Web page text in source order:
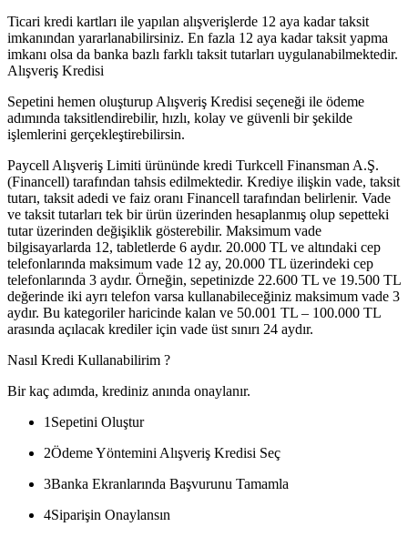
Ticari kredi kartları ile yapılan alışverişlerde 12 aya kadar taksit
imkanından yararlanabilirsiniz. En fazla 12 aya kadar taksit yapma
imkanı olsa da banka bazlı farklı taksit tutarları uygulanabilmektedir.
Alışveriş Kredisi
Sepetini hemen oluşturup Alışveriş Kredisi seçeneği ile ödeme
adımında taksitlendirebilir, hızlı, kolay ve güvenli bir şekilde
işlemlerini gerçekleştirebilirsin.
Paycell Alışveriş Limiti ürününde kredi Turkcell Finansman A.Ş.
(Financell) tarafından tahsis edilmektedir. Krediye ilişkin vade, taksit
tutarı, taksit adedi ve faiz oranı Financell tarafından belirlenir. Vade
ve taksit tutarları tek bir ürün üzerinden hesaplanmış olup sepetteki
tutar üzerinden değişiklik gösterebilir. Maksimum vade
bilgisayarlarda 12, tabletlerde 6 aydır. 20.000 TL ve altındaki cep
telefonlarında maksimum vade 12 ay, 20.000 TL üzerindeki cep
telefonlarında 3 aydır. Örneğin, sepetinizde 22.600 TL ve 19.500 TL
değerinde iki ayrı telefon varsa kullanabileceğiniz maksimum vade 3
aydır. Bu kategoriler haricinde kalan ve 50.001 TL – 100.000 TL
arasında açılacak krediler için vade üst sınırı 24 aydır.
Nasıl Kredi Kullanabilirim ?
Bir kaç adımda, krediniz anında onaylanır.
1 Sepetini Oluştur
2Ödeme Yöntemini Alışveriş Kredisi Seç
3Banka Ekranlarında Başvurunu Tamamla
4Siparişin Onaylansın